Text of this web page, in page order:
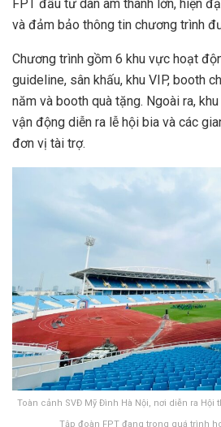
FPT đầu tư dàn âm thanh lớn, hiện
và đảm bảo thông tin chương trình
Chương trình gồm 6 khu vực hoạt
guideline, sân khấu, khu VIP, booth
năm và booth quà tặng. Ngoài ra,
vận động diễn ra lễ hội bia và các
đơn vị tài trợ.
Toàn cảnh SVĐ Mỹ Đình Hà Nội, nơi diễn ra Hội
Tập đoàn FPT đang trong quá trình